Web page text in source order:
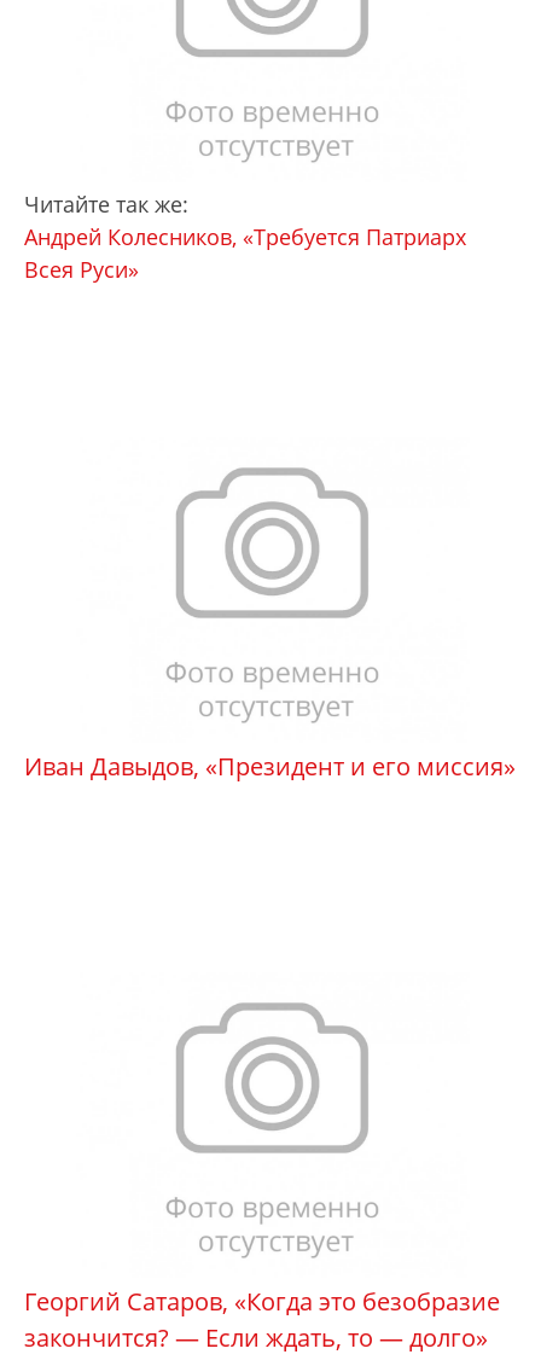
Читайте так же:
Андрей Колесников, «Требуется Патриарх
Всея Руси»
Иван Давыдов, «Президент и его миссия»
Георгий Сатаров, «Когда это безобразие
закончится? — Если ждать, то — долго»